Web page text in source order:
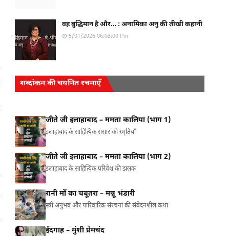
वह बुद्धिमान है और… : अनामिका अनु की तीखी कहानी
5/01/2026 06:03:00 Pm
शब्दांकन की चयनित रचनाएँ
जीते जी इलाहाबाद – ममता कालिया (भाग 1)
इलाहाबाद के साहित्यिक संसार की स्मृतियाँ
जीते जी इलाहाबाद – ममता कालिया (भाग 2)
इलाहाबाद के साहित्यिक परिवेश की झलक
रानी माँ का चबूतरा – मन्नू भंडारी
स्त्री अनुभव और पारिवारिक संरचना की संवेदनशील कथा
ईदगाह – मुंशी प्रेमचंद